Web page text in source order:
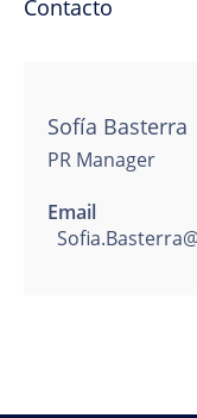
Contacto
Sofía Basterra
PR Manager
Email